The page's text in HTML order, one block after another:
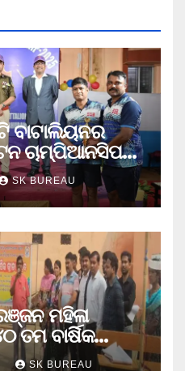
ବାଟାଲିୟନର
ଚାମ୍ପିଆନସିପ
SK BUREAU
ମହିଳା
ତମ ବାର୍ଷିକ
SK BUREAU